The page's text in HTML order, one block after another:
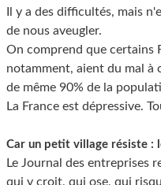
Il y a des difficultés, mais
de nous aveugler.
On comprend que certains
notamment, aient du mal à
de même 90% de la
La France est dépressive.
Car un petit village résiste :
Le Journal des entreprises
qui y croit, qui ose, qui